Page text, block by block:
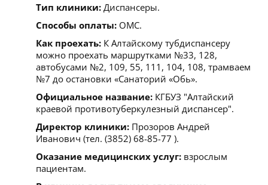
Тип клиники: Диспансеры.
Способы оплаты: ОМС.
Как проехать: К Алтайскому тубдиспансеру
можно проехать маршрутками №33, 128,
автобусами №2, 109, 55, 111, 104, 108, трамваем
№7 до остановки «Санаторий «Обь».
Официальное название: КГБУЗ "Алтайский
краевой противотуберкулезный диспансер".
Директор клиники: Прозоров Андрей
Иванович (тел. (3852) 68-85-77 ).
Оказание медицинских услуг: взрослым
пациентам.